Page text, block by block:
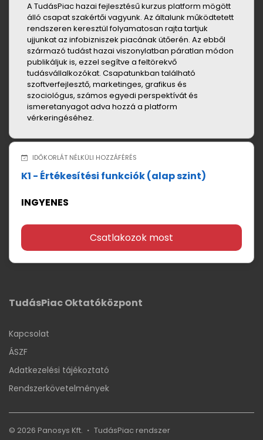
A TudásPiac hazai fejlesztésű kurzus platform mögött
álló csapat szakértői vagyunk. Az általunk működtetett
rendszeren keresztül folyamatosan rajta tartjuk
ujjunkat az infobizniszek piacának ütőerén. Az ebből
származó tudást hazai viszonylatban páratlan módon
publikáljuk is, ezzel segítve a feltörekvő
tudásvállalkozókat. Csapatunkban található
szoftverfejlesztő, marketinges, grafikus és
szociológus, számos egyedi perspektívát és
ismeretanyagot adva hozzá a platform
vérkeringéséhez.
IDŐKORLÁT NÉLKÜLI HOZZÁFÉRÉS
K1 - Értékesítési funkciók (alap szint)
INGYENES
Csatlakozok most
TudásPiac Oktatóközpont
Kapcsolat
ÁSZF
Adatkezelési tájékoztató
Rendszerkövetelmények
© 2026 Panosys Kft. TudásPiac rendszer